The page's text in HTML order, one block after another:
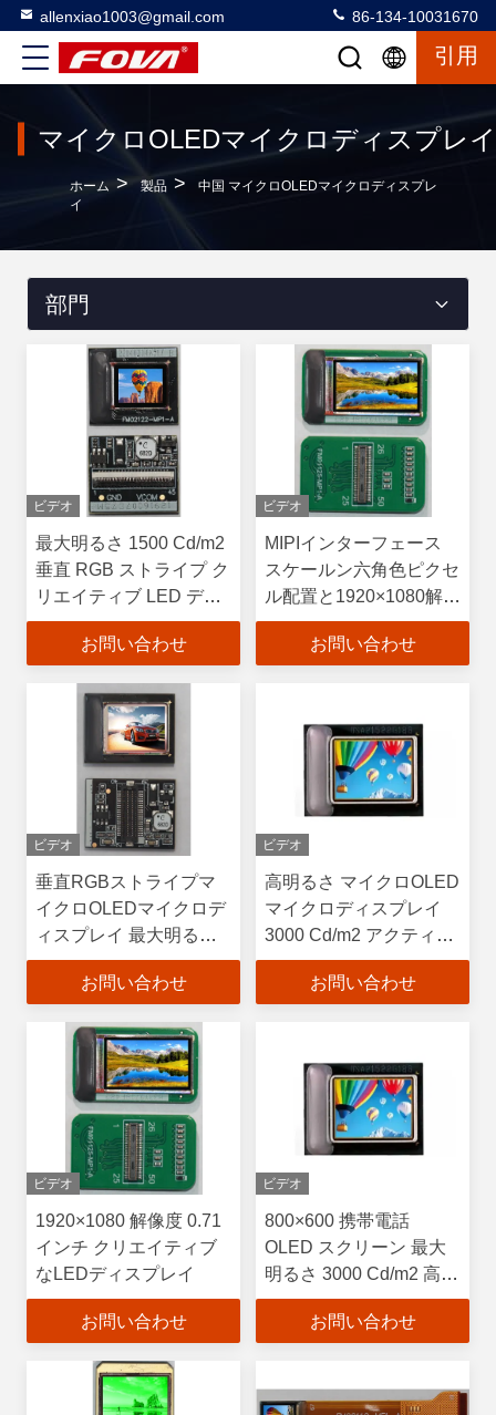
allenxiao1003@gmail.com 86-134-10031670
引用
マイクロOLEDマイクロディスプレイ
ホーム > 製品 >
中国 マイクロOLEDマイクロディスプレ
イ
部門
ビデオ
最大明るさ 1500 Cd/m2
垂直 RGB ストライプ ク
リエイティブ LED ディ
スプレイスクリーン
お問い合わせ
ビデオ
MIPIインターフェース
スケールン六角色ピクセ
ル配置と1920×1080解像
度を持つマイクロOLED
マイクロディスプレイ
お問い合わせ
ビデオ
垂直RGBストライプマ
イクロOLEDマイクロデ
ィスプレイ 最大明るさ
3000Cd/m2およびアク
ティブエリア
お問い合わせ
ビデオ
高明るさ マイクロOLED
マイクロディスプレイ
3000 Cd/m2 アクティブ
エリア
15.19mm×14.36mm 垂直
お問い合わせ
ビデオ
1920×1080 解像度 0.71
インチ クリエイティブ
なLEDディスプレイ
お問い合わせ
ビデオ
800×600 携帯電話
OLED スクリーン 最大
明るさ 3000 Cd/m2 高解
像度ディスプレイ
お問い合わせ